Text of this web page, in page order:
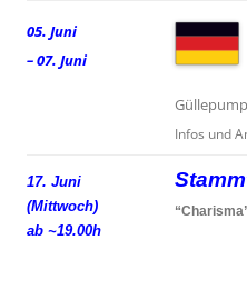
05. Juni
– 07. Juni
Infos und
17. Juni
(Mittwoch)
ab ~19.00h